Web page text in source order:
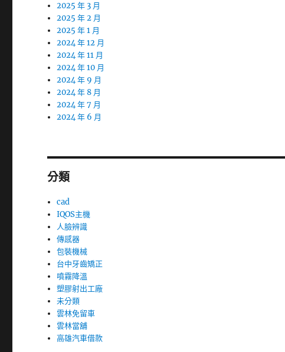
2025 年 3 月
2025 年 2 月
2025 年 1 月
2024 年 12 月
2024 年 11 月
2024 年 10 月
2024 年 9 月
2024 年 8 月
2024 年 7 月
2024 年 6 月
分類
cad
IQOS主機
人臉辨識
傳感器
包裝機械
台中牙齒矯正
噴霧降溫
塑膠射出工廠
未分類
雲林免留車
雲林當舖
高雄汽車借款